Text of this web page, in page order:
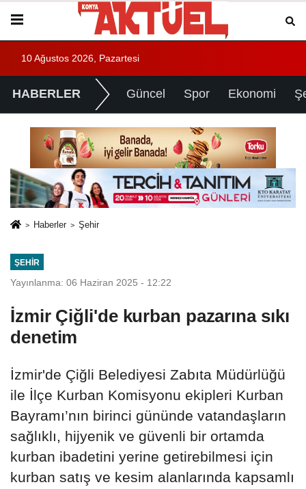
10 Ağustos 2026, Pazartesi
HABERLER Güncel Spor Ekonomi
Haberler Şehir
ŞEHIR
Yayınlanma: 06 Haziran 2025 - 12:22
İzmir Çiğli'de kurban pazarına sıkı
denetim
İzmir'de Çiğli Belediyesi Zabıta Müdürlüğü
ile İlçe Kurban Komisyonu ekipleri Kurban
Bayramı’nın birinci gününde vatandaşların
sağlıklı, hijyenik ve güvenli bir ortamda
kurban ibadetini yerine getirebilmesi için
kurban satış ve kesim alanlarında kapsamlı